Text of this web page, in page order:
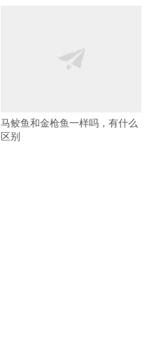
马鲛鱼和金枪鱼一样吗，有什么
区别